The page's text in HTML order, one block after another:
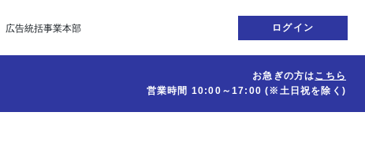
広告統括事業本部 ログイン
お急ぎの方はこちら
営業時間 10:00～17:00(※土日祝を除く)